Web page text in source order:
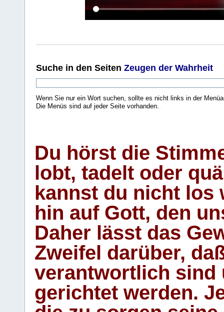
Suche in den Seiten Zeugen der Wahrheit
Wenn Sie nur ein Wort suchen, sollte es nicht links in der
Die Menüs sind auf jeder Seite vorhanden.
Du hörst die
lobt, tadelt oder
kannst du nicht los
hin auf Gott, den
Daher lässt das
Zweifel darüber,
verantwortlich sind
gerichtet werden.